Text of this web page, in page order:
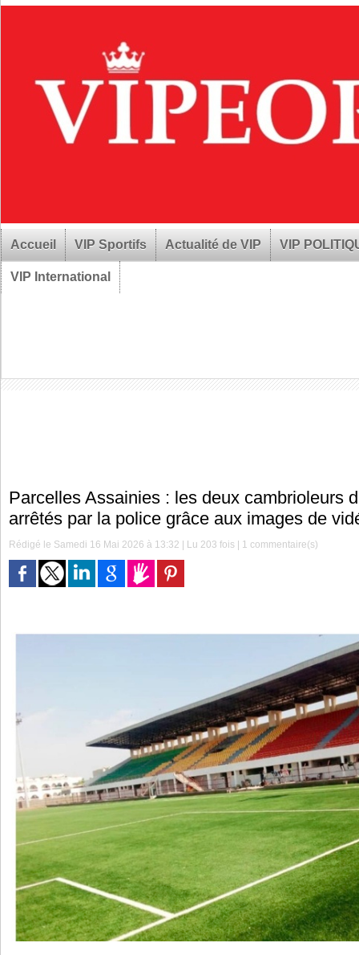
Accueil VIP Sportifs Actualité de VIP VIP
VIP International
Parcelles Assainies : les deux cambrioleurs
arrêtés par la police grâce aux images de
Rédigé le Samedi 16 Mai 2026 à 13:32 | Lu 203 fois | 1 commentaire(s)